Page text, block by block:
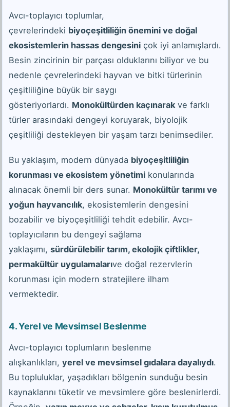
Avcı-toplayıcı toplumlar,
çevrelerindeki biyoçeşitliliğin önemini ve doğal
ekosistemlerin hassas dengesini çok iyi anlamışlardı.
Besin zincirinin bir parçası olduklarını biliyor ve bu
nedenle çevrelerindeki hayvan ve bitki türlerinin
çeşitliliğine büyük bir saygı
gösteriyorlardı. Monokültürden kaçınarak ve farklı
türler arasındaki dengeyi koruyarak, biyolojik
çeşitliliği destekleyen bir yaşam tarzı benimsediler.
Bu yaklaşım, modern dünyada biyoçeşitliliğin
korunması ve ekosistem yönetimi konularında
alınacak önemli bir ders sunar. Monokültür tarımı ve
yoğun hayvancılık, ekosistemlerin dengesini
bozabilir ve biyoçeşitliliği tehdit edebilir. Avcı-
toplayıcıların bu dengeyi sağlama
yaklaşımı, sürdürülebilir tarım, ekolojik çiftlikler,
permakültür uygulamalarıve doğal rezervlerin
korunması için modern stratejilere ilham
vermektedir.
4. Yerel ve Mevsimsel Beslenme
Avcı-toplayıcı toplumların beslenme
alışkanlıkları, yerel ve mevsimsel gıdalara dayalıydı.
Bu topluluklar, yaşadıkları bölgenin sunduğu besin
kaynaklarını tüketir ve mevsimlere göre beslenirlerdi.